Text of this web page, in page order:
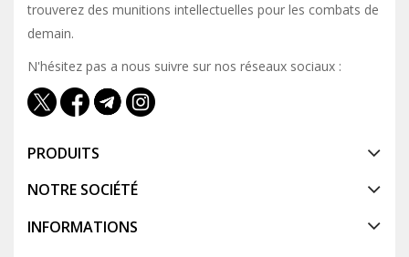
trouverez des munitions intellectuelles pour les combats de
demain.
N'hésitez pas a nous suivre sur nos réseaux sociaux :
PRODUITS
NOTRE SOCIÉTÉ
INFORMATIONS